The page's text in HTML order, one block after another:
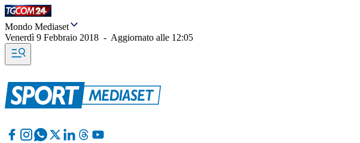
Mondo Mediaset
Venerdì 9 Febbraio 2018 - Aggiornato alle 12:05